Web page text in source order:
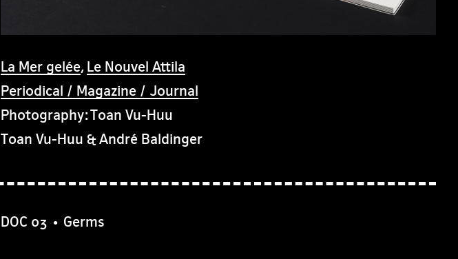
La Mer gelée, Le Nouvel Attila
Periodical / Magazine / Journal
Photography: Toan Vu-Huu
Toan Vu-Huu & André Baldinger
DOC 03 • Germs